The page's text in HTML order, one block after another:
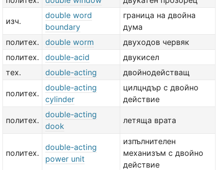
изч.
double word
boundary
граница на двойна
дума
политех.
double worm
двуходов червяк
политех.
double-acid
двукисел
тех.
double-acting двойнодействащ
политех.
double-acting
cylinder
цилцндър с двойно
действие
политех.
double-acting
dook
летяща врата
политех.
double-acting
power unit
изпълнителен
механизъм с двойно
действие